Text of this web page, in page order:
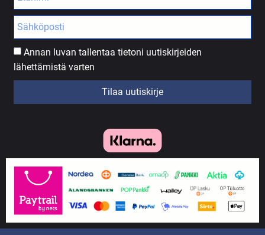
Annan luvan tallentaa tietoni uutiskirjeiden
lähettämistä varten
Tilaa uutiskirje